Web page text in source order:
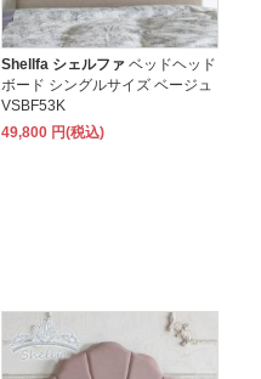
Shellfa シェルファ ベッドヘッド
ボード シングルサイズ ベージュ
VSBF53K
49,800 円(税込)